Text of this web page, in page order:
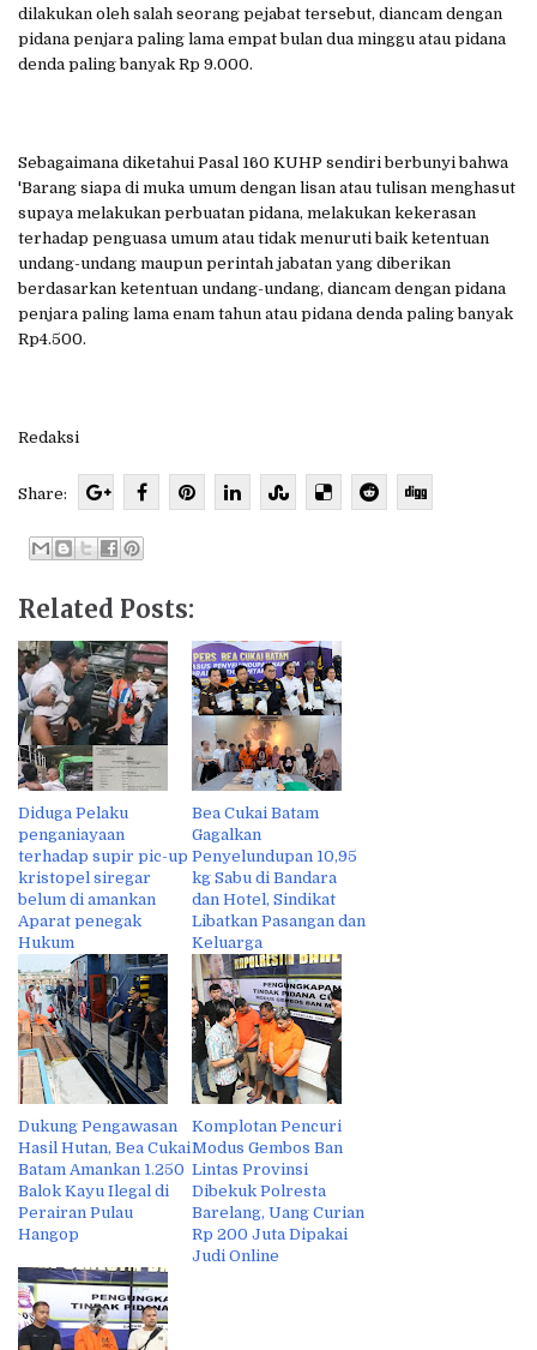
dilakukan oleh salah seorang pejabat tersebut, diancam dengan
pidana penjara paling lama empat bulan dua minggu atau pidana
denda paling banyak Rp 9.000.
Sebagaimana diketahui Pasal 160 KUHP sendiri berbunyi bahwa
'Barang siapa di muka umum dengan lisan atau tulisan menghasut
supaya melakukan perbuatan pidana, melakukan kekerasan
terhadap penguasa umum atau tidak menuruti baik ketentuan
undang-undang maupun perintah jabatan yang diberikan
berdasarkan ketentuan undang-undang, diancam dengan pidana
penjara paling lama enam tahun atau pidana denda paling banyak
Rp4.500.
Redaksi
Share:
Related Posts:
Diduga Pelaku
penganiayaan
terhadap supir pic-up
kristopel siregar
belum di amankan
Aparat penegak
Hukum
Bea Cukai Batam
Gagalkan
Penyelundupan 10,95
kg Sabu di Bandara
dan Hotel, Sindikat
Libatkan Pasangan dan
Keluarga
Dukung Pengawasan
Hasil Hutan, Bea Cukai
Batam Amankan 1.250
Balok Kayu Ilegal di
Perairan Pulau
Hangop
Komplotan Pencuri
Modus Gembos Ban
Lintas Provinsi
Dibekuk Polresta
Barelang, Uang Curian
Rp 200 Juta Dipakai
Judi Online